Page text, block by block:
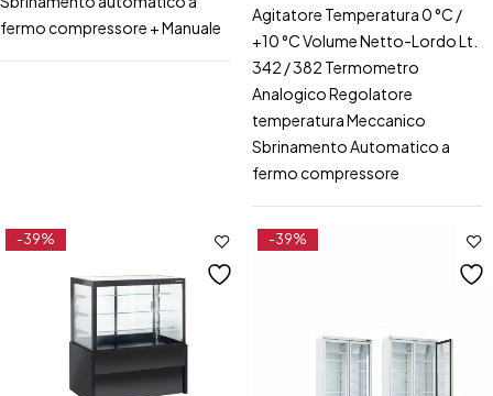
fermo compressore + Manuale
Agitatore Temperatura 0 °C /
+10 °C Volume Netto-Lordo Lt.
342 / 382 Termometro
Analogico Regolatore
temperatura Meccanico
Sbrinamento Automatico a
fermo compressore
-39% -39%